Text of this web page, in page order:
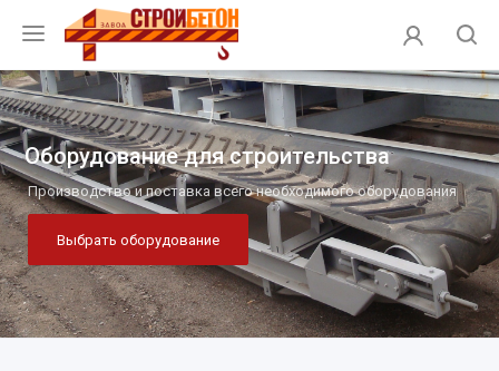
Оборудование для строительства
Производство и поставка всего необходимого оборудования
Выбрать оборудование